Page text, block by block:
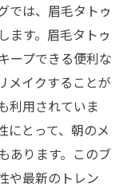
では、眉毛タトゥ
ます。眉毛タトゥ
ープできる便利な
メイクすることが
利用されていま
にとって、朝のメ
あります。このブ
や最新のトレン